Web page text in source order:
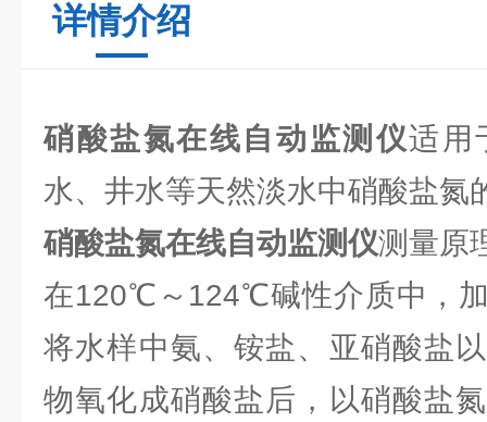
详情介绍
硝酸盐氮在线自动监测仪适用
水、井水等天然淡水中硝酸盐氮
硝酸盐氮在线自动监测仪测量原
在120℃～124℃碱性介质中，
将水样中氨、铵盐、亚硝酸盐
物氧化成硝酸盐后，以硝酸盐